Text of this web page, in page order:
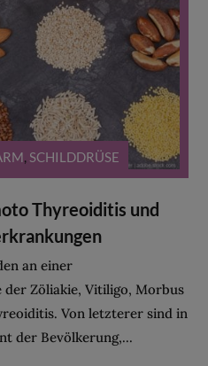
SCHILDDRÜSE
Thyreoiditis und
an einer
Zöliakie, Vitiligo, Morbus
Von letzterer sind in
der Bevölkerung,...